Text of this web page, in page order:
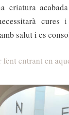
criatura
salut i es
entrant en